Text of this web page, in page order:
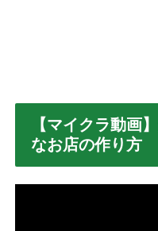
【マイクラ動画
なお店の作り方